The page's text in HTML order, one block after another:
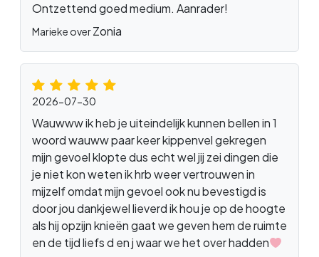
Ontzettend goed medium. Aanrader!
Marieke overZonia
2026-07-30
Wauwww ik heb je uiteindelijk kunnen bellen in 1
woord wauww paar keer kippenvel gekregen
mijn gevoel klopte dus echt wel jij zei dingen die
je niet kon weten ik hrb weer vertrouwen in
mijzelf omdat mijn gevoel ook nu bevestigd is
door jou dankjewel lieverd ik hou je op de hoogte
als hij opzijn knieën gaat we geven hem de ruimte
en de tijd liefs d en j waar we het over hadden